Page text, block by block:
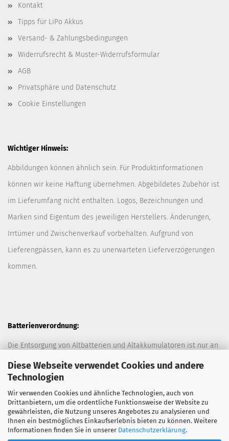
Diese Webseite verwendet Cookies und andere
Technologien
Wir verwenden Cookies und ähnliche Technologien, auch von
Drittanbietern, um die ordentliche Funktionsweise der Website zu
gewährleisten, die Nutzung unseres Angebotes zu analysieren und
Ihnen ein bestmögliches Einkaufserlebnis bieten zu können. Weitere
Informationen finden Sie in unserer Datenschutzerklärung.
Kontakt
Tipps für LiPo Akkus
Versand- & Zahlungsbedingungen
Widerrufsrecht & Muster-Widerrufsformular
AGB
Privatsphäre und Datenschutz
Cookie Einstellungen
Wichtiger Hinweis:
Abbildungen können ähnlich sein. Für Produktinformationen
können wir keine Haftung übernehmen. Abgebildetes Zubehör ist
im Lieferumfang nicht enthalten. Logos, Bezeichnungen und
Marken sind Eigentum des jeweiligen Herstellers. Änderungen,
Irrtümer und Zwischenverkauf vorbehalten. Aufgrund von
Lieferengpässen, kann es zu unerwarteten Lieferverzögerungen
kommen.
Batterienverordnung:
Die Entsorgung von Altbatterien und Altakkumulatoren ist nur an
davor vorgesehen Sammelstellen (Müllplätzen) erlaubt. Des
Weiteren hat der Kunde das Recht Altbatterien und
Altakkumulatoren ausreichend frankiert an den Anbieter
zurückzuschicken. Die Entsorgung der Altbatterien und
Altakkumulatoren durch den Anbieter erfolgt kostenlos.